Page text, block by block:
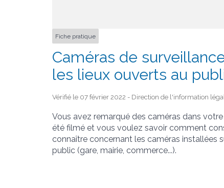
Fiche pratique
Caméras de
les lieux ouverts au
Vérifié le 07 février 2022 - Direction de l'information
Vous avez remarqué des caméras dans
été filmé et vous voulez savoir comment
connaître concernant les caméras installées
public (gare, mairie, commerce...).